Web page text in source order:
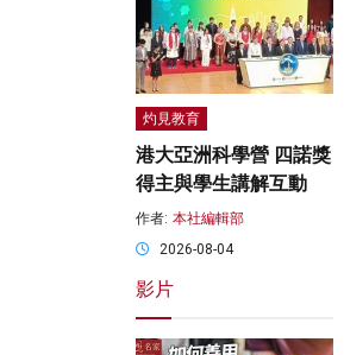
灼見教育
港大亞洲科學營 四諾獎
得主與學生講解互動
作者: 本社編輯部
2026-08-04
影片